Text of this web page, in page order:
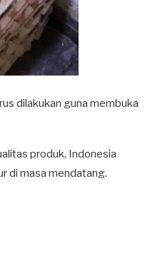
dilakukan guna membuka
produk, Indonesia
di masa mendatang.